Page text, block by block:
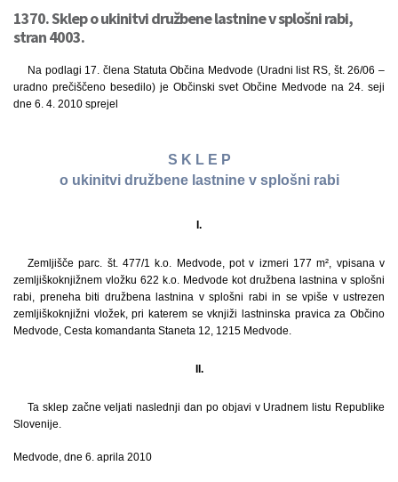
1370. Sklep o ukinitvi družbene lastnine v splošni rabi,
stran 4003.
Na podlagi 17. člena Statuta Občina Medvode (Uradni list RS, št. 26/06 –
uradno prečiščeno besedilo) je Občinski svet Občine Medvode na 24. seji
dne 6. 4. 2010 sprejel
S K L E P
o ukinitvi družbene lastnine v splošni rabi
I.
Zemljišče parc. št. 477/1 k.o. Medvode, pot v izmeri 177 m², vpisana v
zemljiškoknjižnem vložku 622 k.o. Medvode kot družbena lastnina v splošni
rabi, preneha biti družbena lastnina v splošni rabi in se vpiše v ustrezen
zemljiškoknjižni vložek, pri katerem se vknjiži lastninska pravica za Občino
Medvode, Cesta komandanta Staneta 12, 1215 Medvode.
II.
Ta sklep začne veljati naslednji dan po objavi v Uradnem listu Republike
Slovenije.
Medvode, dne 6. aprila 2010